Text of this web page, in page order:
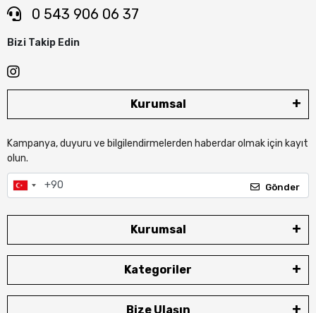
0 543 906 06 37
Bizi Takip Edin
Kurumsal
Kampanya, duyuru ve bilgilendirmelerden haberdar olmak için kayıt
olun.
Gönder
Kurumsal
Kategoriler
Bize Ulaşın